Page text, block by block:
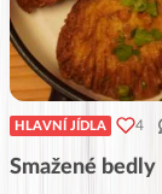
HLAVNÍ JÍDLA 4
Smažené bedly